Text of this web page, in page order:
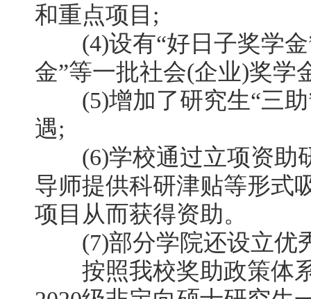
和重点项目;
(4)设有“好日子奖学金
金”等一批社会(企业)奖学
(5)增加了研究生“三助
遇;
(6)学校通过立项资助
导师提供科研津贴等形式
项目从而获得资助。
(7)部分学院还设立优
按照我校奖助政策体